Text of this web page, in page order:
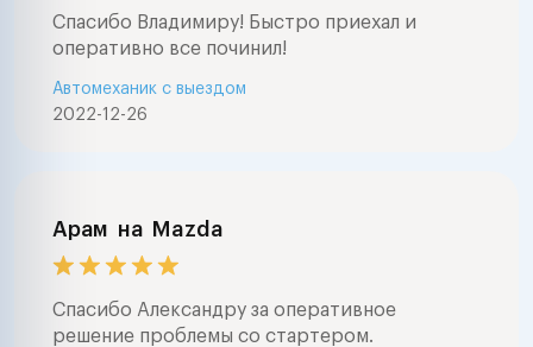
Спасибо Владимиру! Быстро приехал и
оперативно все починил!
2022-12-26
Автомеханик с выездом
Арам на Mazda
Спасибо Александру за оперативное
решение проблемы со стартером.